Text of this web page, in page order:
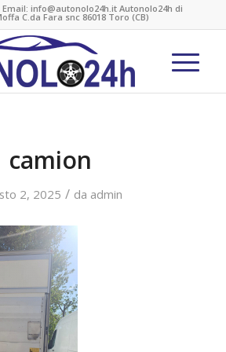
Email: info@autonolo24h.it Autonolo24h di
C.da Fara snc 86018 Toro (CB)
camion
2, 2025 / da admin